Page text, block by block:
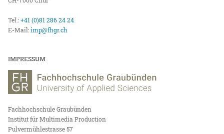
Tel.:+41 (0)81 286 24 24
E-Mail:imp@fhgr.ch
IMPRESSUM
Fachhochschule Graubünden
Institut für Multimedia Production
Pulvermühlestrasse 57